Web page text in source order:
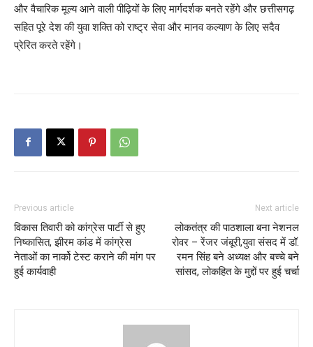
और वैचारिक मूल्य आने वाली पीढ़ियों के लिए मार्गदर्शक बनते रहेंगे और छत्तीसगढ़
सहित पूरे देश की युवा शक्ति को राष्ट्र सेवा और मानव कल्याण के लिए सदैव
प्रेरित करते रहेंगे।
Previous article
विकास तिवारी को कांग्रेस पार्टी से हुए
निष्कासित, झीरम कांड में कांग्रेस
नेताओं का नार्को टेस्ट कराने की मांग पर
हुई कार्यवाही
Next article
लोकतंत्र की पाठशाला बना नेशनल
रोवर – रेंजर जंबूरी,युवा संसद में डॉ.
रमन सिंह बने अध्यक्ष और बच्चे बने
सांसद, लोकहित के मुद्दों पर हुई चर्चा